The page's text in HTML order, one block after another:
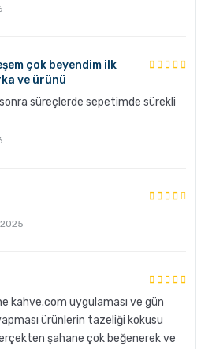
İçin Nasıl Kahve Öğütülmeli?
çok beyendim ilk
ve ürünü
süreçlerde sepetimde sürekli
kahve.com uygulaması ve gün
ürünlerin tazeliği kokusu
şahane çok beğenerek ve